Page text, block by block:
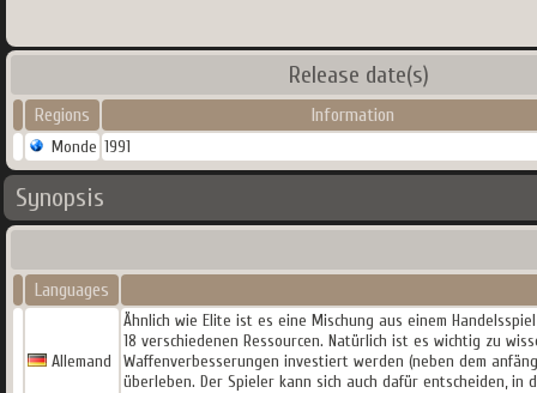
Release date(s)
Regions Information
Monde 1991
Synopsis
Languages
Allemand
Ähnlich wie Elite ist es eine Mischung aus einem
18 verschiedenen Ressourcen. Natürlich ist es wichtig zu
Waffenverbesserungen investiert werden (neben dem
überleben. Der Spieler kann sich auch dafür entscheiden,